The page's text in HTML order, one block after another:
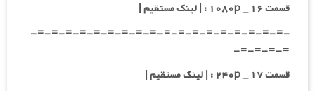
قسمت ۱۶ _ ۱۰۸۰p : | لینک مستقیم |
-=-=-=-=-=-=-=-=-=-=-=-=-=-=-=-=-=-=-
=-=-=-=-
قسمت ۱۷ _ ۲۴۰p : | لینک مستقیم |